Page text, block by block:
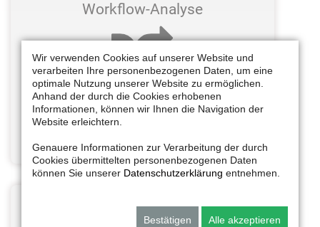
Workflow-Analyse
Arbeitsabläufe
bestmöglich optimieren
Projektentwicklung
Wir verwenden Cookies auf unserer Website und
verarbeiten Ihre personenbezogenen Daten, um eine
optimale Nutzung unserer Website zu ermöglichen.
Anhand der durch die Cookies erhobenen
Informationen, können wir Ihnen die Navigation der
Website erleichtern.
Genauere Informationen zur Verarbeitung der durch
Cookies übermittelten personenbezogenen Daten
können Sie unserer Datenschutzerklärung entnehmen.
Bestätigen Alle akzeptieren